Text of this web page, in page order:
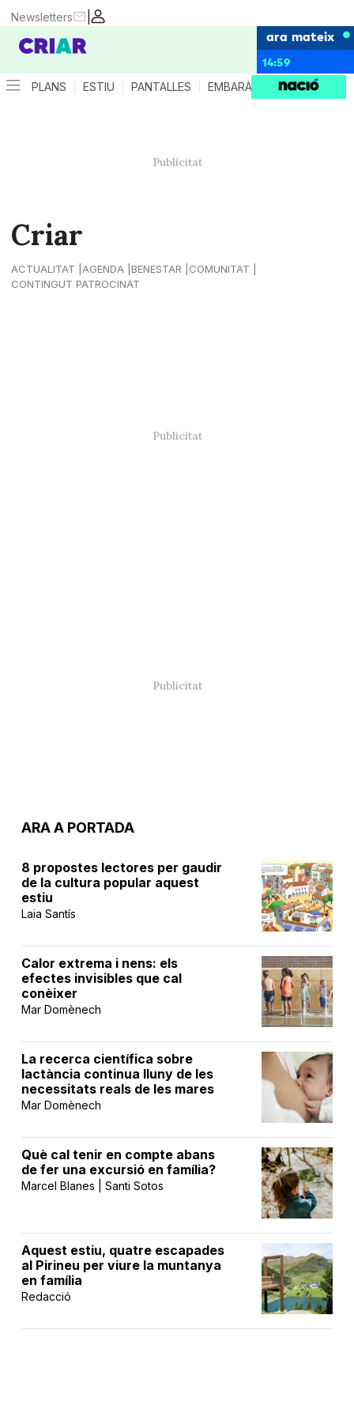
|
Newsletters
ara mateix
14:59
PLANS ESTIU PANTALLES EMBARÀS CRIANÇA
Criar
ACTUALITAT AGENDA BENESTAR
COMUNITAT
CONTINGUT PATROCINAT
ARA A PORTADA
8 propostes lectores per gaudir
de la cultura popular aquest
estiu
Laia Santís
Calor extrema i nens: els
efectes invisibles que cal
conèixer
Mar Domènech
La recerca científica sobre
lactància continua lluny de les
necessitats reals de les mares
Mar Domènech
Què cal tenir en compte abans
de fer una excursió en família?
Marcel Blanes | Santi Sotos
Aquest estiu, quatre escapades
al Pirineu per viure la muntanya
en família
Redacció